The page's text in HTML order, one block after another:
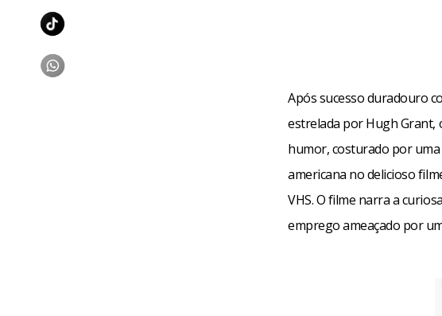
Após sucesso duradouro
estrelada por Hugh Grant,
humor, costurado por uma
americana no delicioso
VHS. O filme narra a
emprego ameaçado por